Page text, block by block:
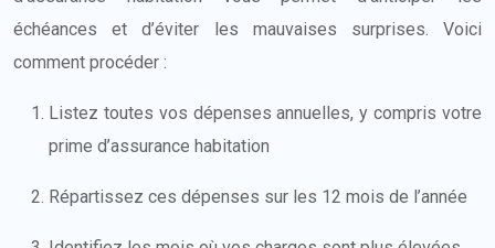
échéances et d’éviter les mauvaises surprises. Voici
comment procéder :
Listez toutes vos dépenses annuelles, y compris votre
prime d’assurance habitation
Répartissez ces dépenses sur les 12 mois de l’année